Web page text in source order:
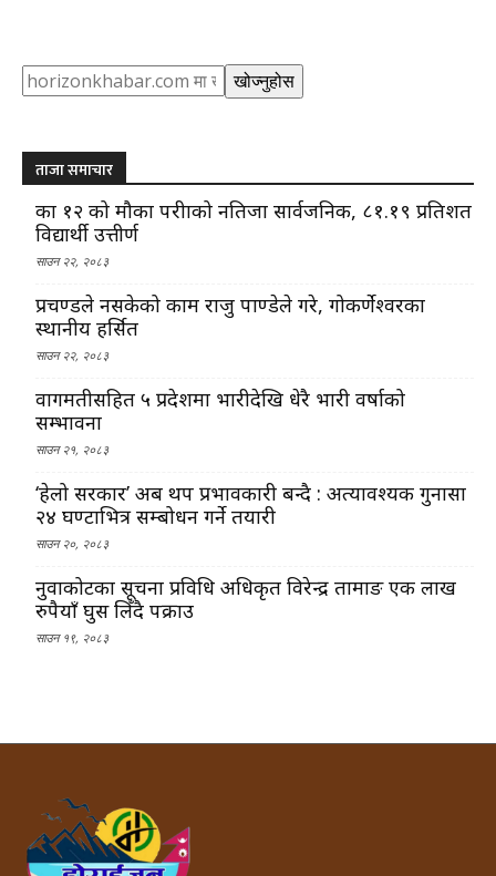
Search खोज्नुहोस
ताजा समाचार
कक्षा १२ को मौका परीक्षाको नतिजा सार्वजनिक, ८१.१९ प्रतिशत
विद्यार्थी उत्तीर्ण
साउन २२, २०८३
प्रचण्डले नसकेको काम राजु पाण्डेले गरे, गोकर्णेश्वरका
स्थानीय हर्सित
साउन २२, २०८३
वागमतीसहित ५ प्रदेशमा भारीदेखि धेरै भारी वर्षाको
सम्भावना
साउन २१, २०८३
‘हेलो सरकार’ अब थप प्रभावकारी बन्दै : अत्यावश्यक गुनासा
२४ घण्टाभित्र सम्बोधन गर्ने तयारी
साउन २०, २०८३
नुवाकोटका सूचना प्रविधि अधिकृत विरेन्द्र तामाङ एक लाख
रुपैयाँ घुस लिँदै पक्राउ
साउन १९, २०८३